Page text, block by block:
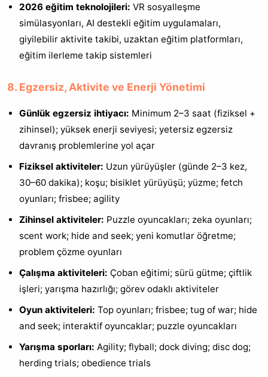
2026 eğitim teknolojileri: VR sosyalleşme
simülasyonları, AI destekli eğitim uygulamaları,
giyilebilir aktivite takibi, uzaktan eğitim platformları,
eğitim ilerleme takip sistemleri
8. Egzersiz, Aktivite ve Enerji Yönetimi
Günlük egzersiz ihtiyacı: Minimum 2–3 saat (fiziksel +
zihinsel); yüksek enerji seviyesi; yetersiz egzersiz
davranış problemlerine yol açar
Fiziksel aktiviteler: Uzun yürüyüşler (günde 2–3 kez,
30–60 dakika); koşu; bisiklet yürüyüşü; yüzme; fetch
oyunları; frisbee; agility
Zihinsel aktiviteler: Puzzle oyuncakları; zeka oyunları;
scent work; hide and seek; yeni komutlar öğretme;
problem çözme oyunları
Çalışma aktiviteleri: Çoban eğitimi; sürü gütme; çiftlik
işleri; yarışma hazırlığı; görev odaklı aktiviteler
Oyun aktiviteleri: Top oyunları; frisbee; tug of war; hide
and seek; interaktif oyuncaklar; puzzle oyuncakları
Yarışma sporları: Agility; flyball; dock diving; disc dog;
herding trials; obedience trials